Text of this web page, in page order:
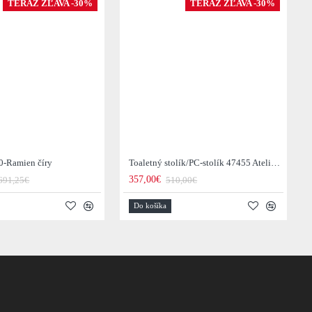
TERAZ ZĽAVA -30%
Ramien číry
TERAZ ZĽAVA -30%
Toaletný stolík/PC-stolík 47455 Atelier 120cm Natural Dub Dyha
357,00€ 510,00€
Do košíka